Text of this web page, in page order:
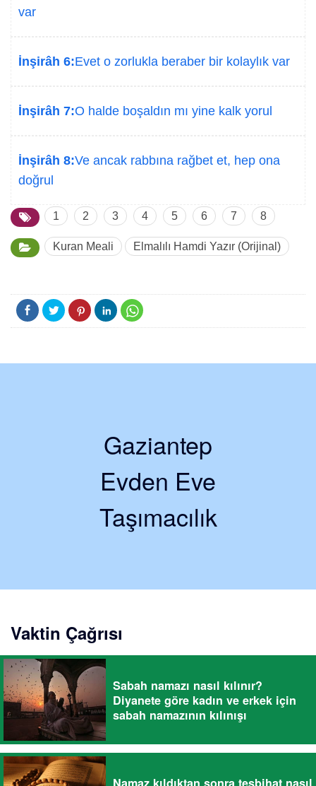
var
İnşirâh 6:Evet o zorlukla beraber bir kolaylık var
İnşirâh 7:O halde boşaldın mı yine kalk yorul
İnşirâh 8:Ve ancak rabbına rağbet et, hep ona
doğrul
1 2 3 4 5 6 7 8
Kuran Meali Elmalılı Hamdi Yazır (Orijinal)
Gaziantep
Evden Eve
Taşımacılık
Vaktin Çağrısı
Sabah namazı nasıl kılınır?
Diyanete göre kadın ve erkek için
sabah namazının kılınışı
Namaz kıldıktan sonra tesbihat nasıl